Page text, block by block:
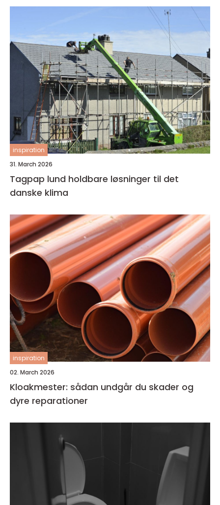
inspiration
31. March 2026
Tagpap lund holdbare løsninger til det
danske klima
inspiration
02. March 2026
Kloakmester: sådan undgår du skader og
dyre reparationer